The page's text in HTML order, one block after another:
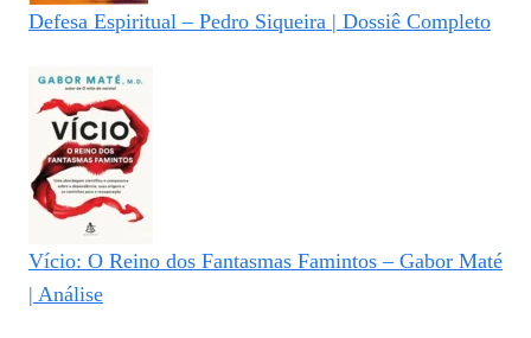
Defesa Espiritual – Pedro Siqueira | Dossiê Completo
Vício: O Reino dos Fantasmas Famintos – Gabor Maté
| Análise